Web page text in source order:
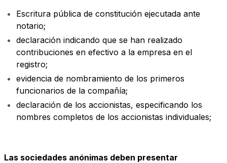
Escritura pública de constitución ejecutada ante
notario;
declaración indicando que se han realizado
contribuciones en efectivo a la empresa en el
registro;
evidencia de nombramiento de los primeros
funcionarios de la compañía;
declaración de los accionistas, especificando los
nombres completos de los accionistas individuales;
Las sociedades anónimas deben presentar